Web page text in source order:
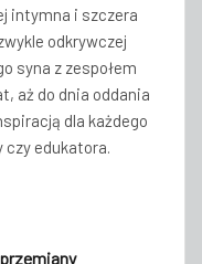
intymna i szczera
odkrywczej
syna z zespołem
aż do dnia oddania
dla każdego
edukatora.